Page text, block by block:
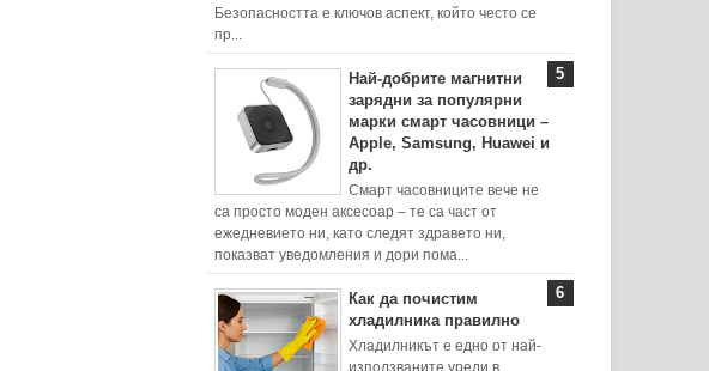
Безопасността е ключов аспект, който често се
пр...
Най-добрите магнитни
зарядни за популярни
марки смарт часовници –
Apple, Samsung, Huawei и
др.
Смарт часовниците вече не
са просто моден аксесоар – те са част от
ежедневието ни, като следят здравето ни,
показват уведомления и дори пома...
Как да почистим
хладилника правилно
Хладилникът е едно от най-
използваните уреди в